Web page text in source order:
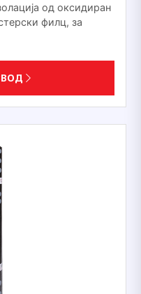
од оксидиран
филц, за